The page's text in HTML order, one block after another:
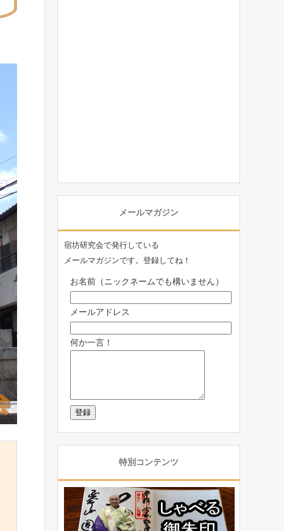
メールマガジン
宿坊研究会で発行している
メールマガジンです。登録してね！
お名前（ニックネームでも構いません）
メールアドレス
何か一言！
特別コンテンツ